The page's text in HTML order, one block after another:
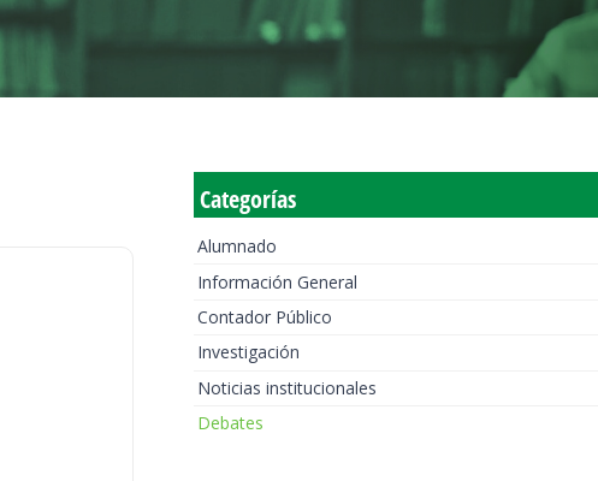
Categorías
Alumnado
Información General
Contador Público
Investigación
Noticias institucionales
Debates